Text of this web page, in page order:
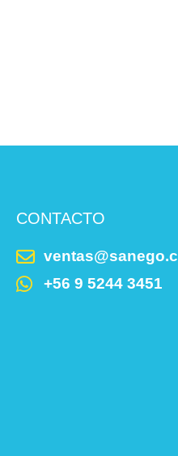
CONTACTO
ventas@sanego.cl
+56 9 5244 3451